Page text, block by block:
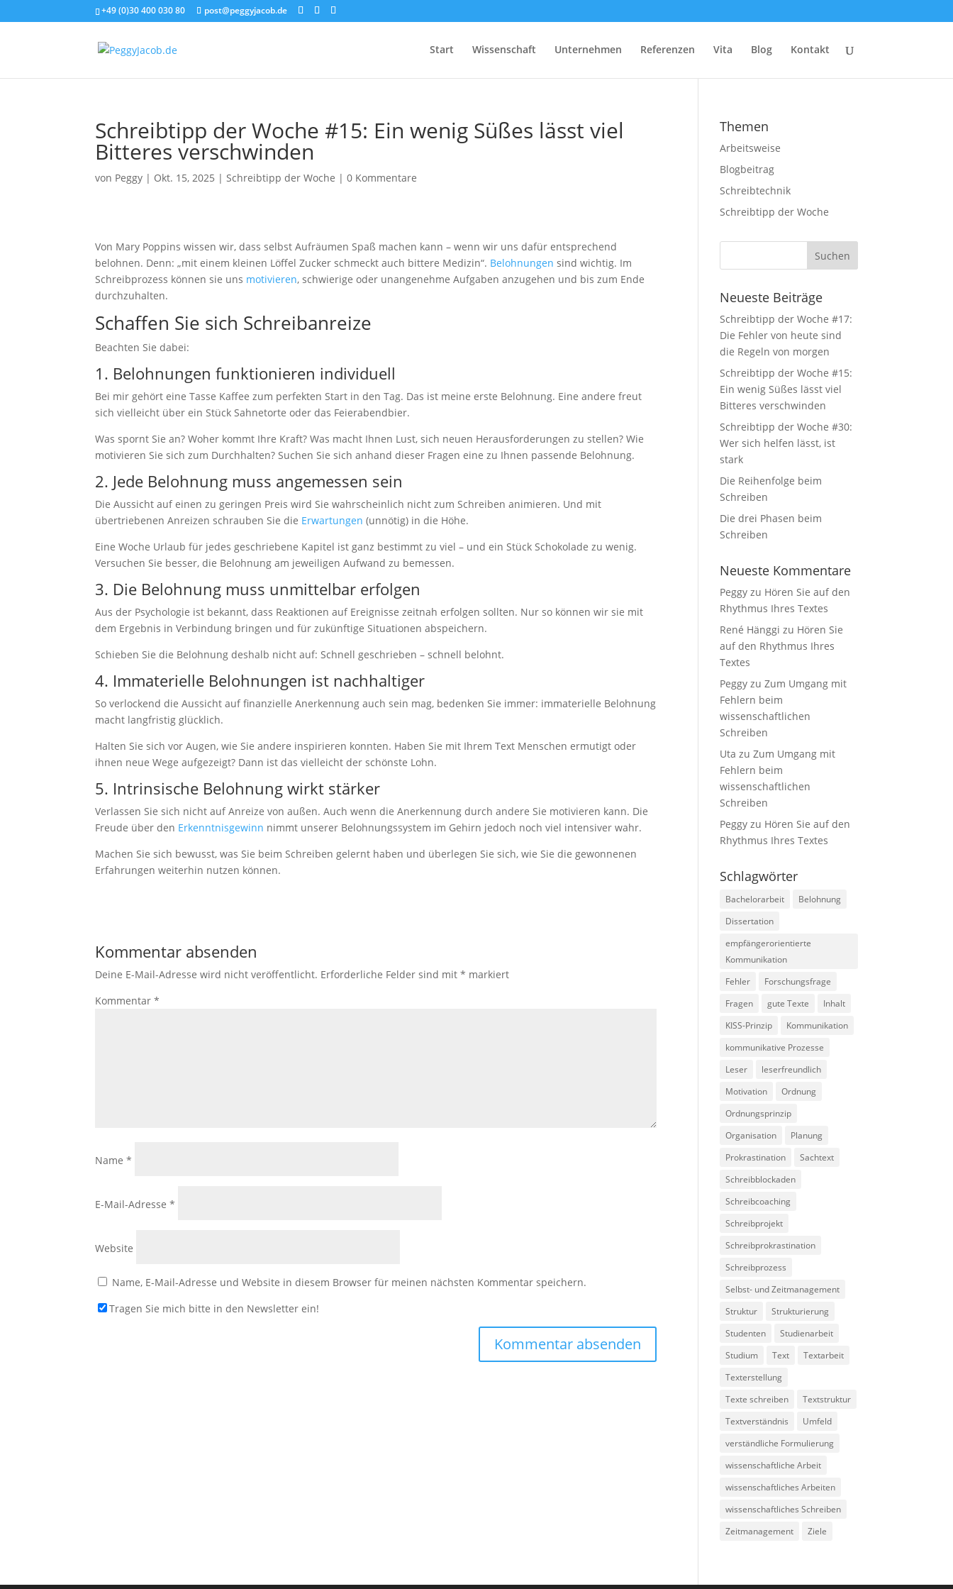
+49 (0)30 400 030 80 post@peggyjacob.de
Start Wissenschaft Unternehmen Referenzen Vita Blog Kontakt
Schreibtipp der Woche #15: Ein wenig Süßes lässt viel
Bitteres verschwinden
von Peggy | Okt. 15, 2025 |Schreibtipp der Woche |0 Kommentare
Von Mary Poppins wissen wir, dass selbst Aufräumen Spaß machen kann – wenn wir uns dafür entsprechend
belohnen. Denn: „mit einem kleinen Löffel Zucker schmeckt auch bittere Medizin“. Belohnungen sind wichtig. Im
Schreibprozess können sie uns motivieren, schwierige oder unangenehme Aufgaben anzugehen und bis zum Ende
durchzuhalten.
Schaffen Sie sich Schreibanreize
Beachten Sie dabei:
1. Belohnungen funktionieren individuell
Bei mir gehört eine Tasse Kaffee zum perfekten Start in den Tag. Das ist meine erste Belohnung. Eine andere freut
sich vielleicht über ein Stück Sahnetorte oder das Feierabendbier.
Was spornt Sie an? Woher kommt Ihre Kraft? Was macht Ihnen Lust, sich neuen Herausforderungen zu stellen? Wie
motivieren Sie sich zum Durchhalten? Suchen Sie sich anhand dieser Fragen eine zu Ihnen passende Belohnung.
2. Jede Belohnung muss angemessen sein
Die Aussicht auf einen zu geringen Preis wird Sie wahrscheinlich nicht zum Schreiben animieren. Und mit
übertriebenen Anreizen schrauben Sie die Erwartungen (unnötig) in die Höhe.
Eine Woche Urlaub für jedes geschriebene Kapitel ist ganz bestimmt zu viel – und ein Stück Schokolade zu wenig.
Versuchen Sie besser, die Belohnung am jeweiligen Aufwand zu bemessen.
3. Die Belohnung muss unmittelbar erfolgen
Aus der Psychologie ist bekannt, dass Reaktionen auf Ereignisse zeitnah erfolgen sollten. Nur so können wir sie mit
dem Ergebnis in Verbindung bringen und für zukünftige Situationen abspeichern.
Schieben Sie die Belohnung deshalb nicht auf: Schnell geschrieben – schnell belohnt.
4. Immaterielle Belohnungen ist nachhaltiger
So verlockend die Aussicht auf finanzielle Anerkennung auch sein mag, bedenken Sie immer: immaterielle Belohnung
macht langfristig glücklich.
Halten Sie sich vor Augen, wie Sie andere inspirieren konnten. Haben Sie mit Ihrem Text Menschen ermutigt oder
ihnen neue Wege aufgezeigt? Dann ist das vielleicht der schönste Lohn.
5. Intrinsische Belohnung wirkt stärker
Verlassen Sie sich nicht auf Anreize von außen. Auch wenn die Anerkennung durch andere Sie motivieren kann. Die
Freude über den Erkenntnisgewinn nimmt unserer Belohnungssystem im Gehirn jedoch noch viel intensiver wahr.
Machen Sie sich bewusst, was Sie beim Schreiben gelernt haben und überlegen Sie sich, wie Sie die gewonnenen
Erfahrungen weiterhin nutzen können.
Kommentar absenden
Deine E-Mail-Adresse wird nicht veröffentlicht. Erforderliche Felder sind mit* markiert
Kommentar*
Name*
E-Mail-Adresse*
Website
Name, E-Mail-Adresse und Website in diesem Browser für meinen nächsten Kommentar speichern.
Tragen Sie mich bitte in den Newsletter ein!
Themen
Arbeitsweise
Blogbeitrag
Schreibtechnik
Schreibtipp der Woche
Neueste Beiträge
Schreibtipp der Woche #17:
Die Fehler von heute sind
die Regeln von morgen
Schreibtipp der Woche #15:
Ein wenig Süßes lässt viel
Bitteres verschwinden
Schreibtipp der Woche #30:
Wer sich helfen lässt, ist
stark
Die Reihenfolge beim
Schreiben
Die drei Phasen beim
Schreiben
Neueste Kommentare
Peggy zu Hören Sie auf den
Rhythmus Ihres Textes
René Hänggi zu Hören Sie
auf den Rhythmus Ihres
Textes
Peggy zuZum Umgang mit
Fehlern beim
wissenschaftlichen
Schreiben
Uta zuZum Umgang mit
Fehlern beim
wissenschaftlichen
Schreiben
Peggy zu Hören Sie auf den
Rhythmus Ihres Textes
Schlagwörter
Bachelorarbeit
Belohnung
Dissertation
empfängerorientierte
Kommunikation
Fehler
Forschungsfrage
Fragen
gute Texte
Inhalt
KISS-Prinzip
Kommunikation
kommunikative Prozesse
Leser
leserfreundlich
Motivation
Ordnung
Ordnungsprinzip
Organisation
Planung
Prokrastination
Sachtext
Schreibblockaden
Schreibcoaching
Schreibprojekt
Schreibprokrastination
Schreibprozess
Selbst- und Zeitmanagement
Struktur
Strukturierung
Studenten
Studienarbeit
Studium
Text
Textarbeit
Texterstellung
Texte schreiben
Textstruktur
Textverständnis
Umfeld
verständliche Formulierung
wissenschaftliche Arbeit
wissenschaftliches Arbeiten
wissenschaftliches Schreiben
Zeitmanagement
Ziele
Angebote erhalten.